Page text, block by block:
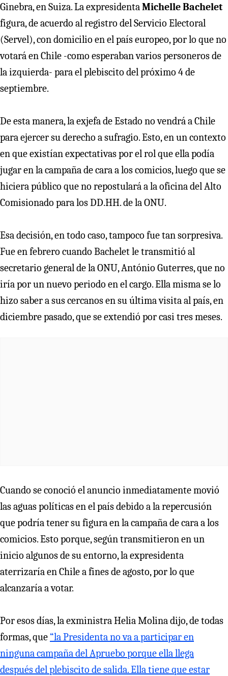
Ginebra, en Suiza. La expresidentaMichelle Bachelet
figura, de acuerdo al registro del Servicio Electoral
(Servel), con domicilio en el país europeo, por lo que no
votará en Chile -como esperaban varios personeros de
la izquierda- para el plebiscito del próximo 4 de
septiembre.
De esta manera, la exjefa de Estado no vendrá a Chile
para ejercer su derecho a sufragio. Esto, en un contexto
en que existían expectativas por el rol que ella podía
jugar en la campaña de cara a los comicios, luego que se
hiciera público que no repostulará a la oficina del Alto
Comisionado para los DD.HH. de la ONU.
Esa decisión, en todo caso, tampoco fue tan sorpresiva.
Fue en febrero cuando Bachelet le transmitió al
secretario general de la ONU, António Guterres, que no
iría por un nuevo periodo en el cargo. Ella misma se lo
hizo saber a sus cercanos en su última visita al país, en
diciembre pasado, que se extendió por casi tres meses.
Cuando se conoció el anuncio inmediatamente movió
las aguas políticas en el país debido a la repercusión
que podría tener su figura en la campaña de cara a los
comicios. Esto porque, según transmitieron en un
inicio algunos de su entorno, la expresidenta
aterrizaría en Chile a fines de agosto, por lo que
alcanzaría a votar.
Por esos días, la exministra Helia Molina dijo, de todas
formas, que “la Presidenta no va a participar en
ninguna campaña del Apruebo porque ella llega
después del plebiscito de salida. Ella tiene que estar